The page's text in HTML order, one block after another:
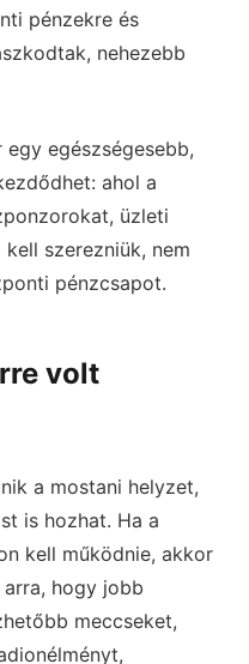
pénzekre és
nehezebb
egészségesebb,
ahol a
üzleti
szerezniük, nem
pénzcsapot.
volt
a mostani helyzet,
is hozhat. Ha a
kell működnie, akkor
hogy jobb
meccseket,